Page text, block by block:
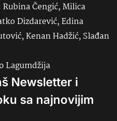
Rubina Čengić, Milica
Dizdarević, Edina
Kenan Hadžić, Slađan
Lagumdžija
Newsletter i
sa najnovijim